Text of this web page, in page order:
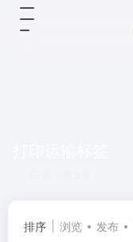
排序 浏览 发布